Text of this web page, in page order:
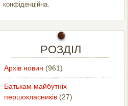
конфіденційна.
РОЗДІЛ
Архів новин (961)
Батькам майбутніх
першокласників(27)